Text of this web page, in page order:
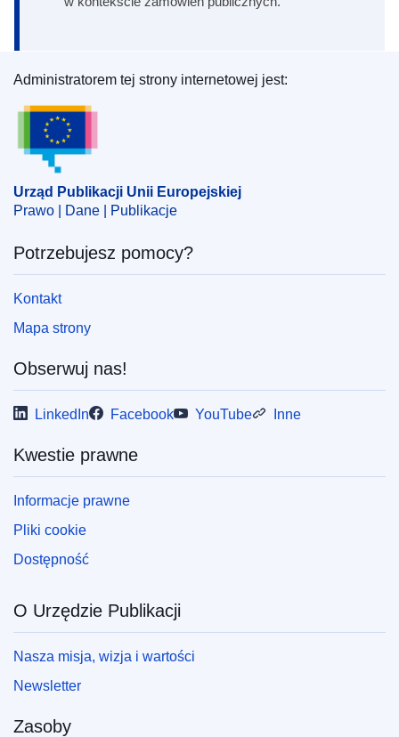
Urząd Publikacji Unii Europejskiej
Administratorem tej strony internetowej jest:
Urząd Publikacji Unii Europejskiej
Prawo | Dane | Publikacje
Potrzebujesz pomocy?
Kontakt
Mapa strony
Obserwuj nas!
LinkedIn Facebook YouTube Inne
Kwestie prawne
Informacje prawne
Pliki cookie
Dostępność
O Urzędzie Publikacji
Nasza misja, wizja i wartości
Newsletter
Zasoby